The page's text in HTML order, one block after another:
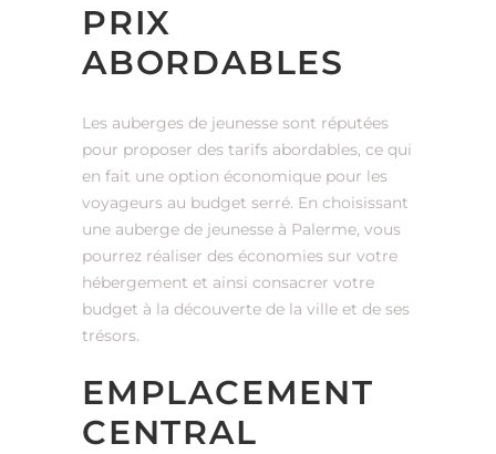
PRIX
ABORDABLES
Les auberges de jeunesse sont réputées
pour proposer des tarifs abordables, ce qui
en fait une option économique pour les
voyageurs au budget serré. En choisissant
une auberge de jeunesse à Palerme, vous
pourrez réaliser des économies sur votre
hébergement et ainsi consacrer votre
budget à la découverte de la ville et de ses
trésors.
EMPLACEMENT
CENTRAL